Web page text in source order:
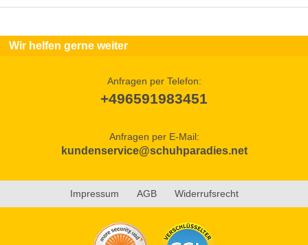
Wir helfen gerne weiter
Anfragen per Telefon:
+496591983451
Anfragen per E-Mail:
kundenservice@schuhparadies.net
Impressum AGB Widerrufsrecht